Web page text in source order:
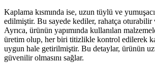
Kaplama kısmında ise, uzun tüylü ve
edilmiştir. Bu sayede kediler, rahatça oturabilir
Ayrıca, ürünün yapımında kullanılan
üretim olup, her biri titizlikle kontrol edilerek
uygun hale getirilmiştir. Bu detaylar, ürünün
güvenilir olmasını sağlar.